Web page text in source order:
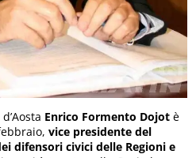
Enrico Formento Dojot è
vice presidente del
difensori civici delle Regioni e